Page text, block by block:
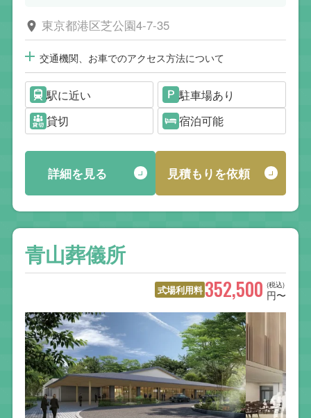
東京都港区芝公園4-7-35
交通機関、お車でのアクセス方法について
駅に近い
駐車場あり
貸切
宿泊可能
詳細を見る 見積もりを依頼
青山葬儀所
式場利用料 (税込)
352,500 円〜